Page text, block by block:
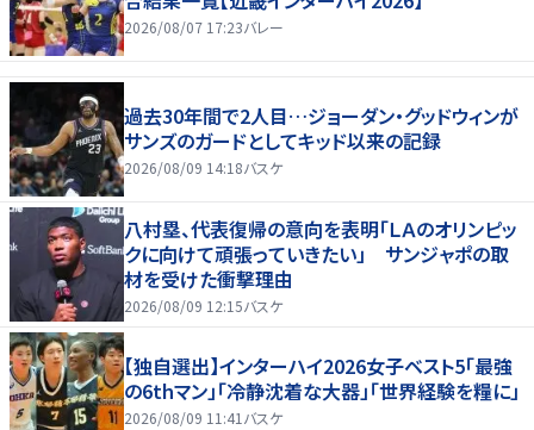
2026/08/07 17:23バレー
過去30年間で2人目…ジョーダン・グッドウィンが
サンズのガードとしてキッド以来の記録
2026/08/09 14:18バスケ
八村塁、代表復帰の意向を表明「ＬＡのオリンピッ
クに向けて頑張っていきたい」 サンジャポの取
材を受けた衝撃理由
2026/08/09 12:15バスケ
【独自選出】インターハイ2026女子ベスト5「最強
の6thマン」「冷静沈着な大器」「世界経験を糧に」
2026/08/09 11:41 バスケ